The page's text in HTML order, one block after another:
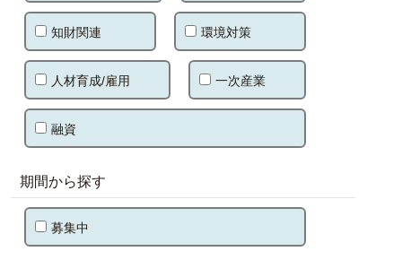
知財関連 環境対策
人材育成/雇用 一次産業
融資
期間から探す
募集中